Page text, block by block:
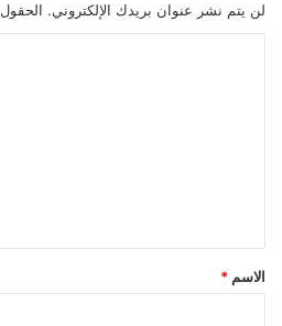
لن يتم نشر عنوان بريدك الإلكتروني. الحقول
ق
*
الاسم *